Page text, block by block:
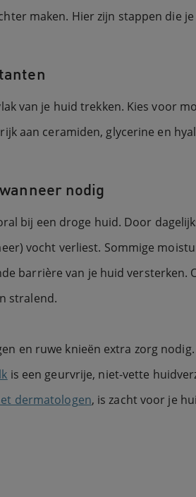
maken. Hier zijn stappen die
van je huid trekken. Kies voor
aan ceramiden, glycerine en
nodig
bij een droge huid. Door
vocht verliest. Sommige
barrière van je huid
stralend.
en ruwe knieën extra zorg
is een geurvrije, niet-vette
dermatologen, is zacht voor je